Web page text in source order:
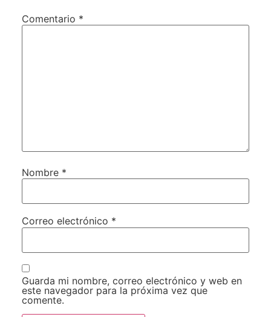
Comentario *
Nombre *
Correo electrónico *
Guarda mi nombre, correo electrónico y web en
este navegador para la próxima vez que
comente.